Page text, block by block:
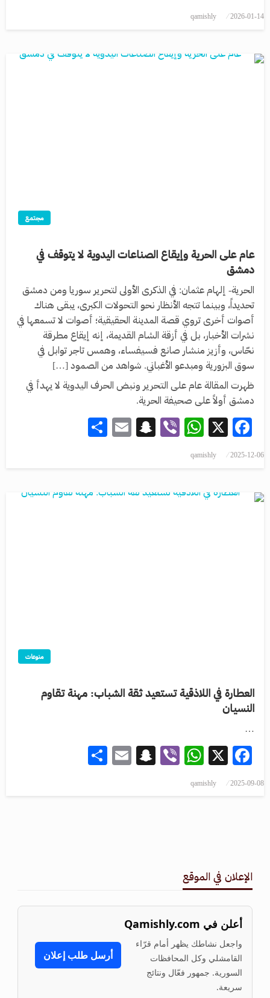
2026-01-14
qamishly
مجتمع
عام على الحرية وإيقاع الصناعات اليدوية لا يتوقف في
دمشق
الحرية- إلهام عثمان: في الذكرى الأولى لتحرير سوريا ومن دمشق
تحديداً، وبينما تتجه الأنظار نحو التحولات الكبرى، يبقى هناك
أصوات أخرى تروي قصة المدينة الحقيقية؛ أصوات لا تسمعها في
نشرات الأخبار، بل في أزقة الشام القديمة، إنه إيقاع مطرقة
نحّاس، وأزيز منشار صانع فسيفساء، وهمس تاجر توابل في
سوق البزورية ومبدعو الأغباني. شواهد من الصمود […]
ظهرت المقالة عام على التحرير ونبض الحرف اليدوية لا يهدأ في
دمشق أولاً على صحيفة الحرية.
Facebook
X
WhatsApp
Viber
Snapchat
Email
2025-12-06
qamishly
منوعات
العطارة في اللاذقية تستعيد ثقة الشباب: مهنة تقاوم
النسيان
…
Facebook
X
WhatsApp
Viber
Snapchat
Email
2025-09-08
qamishly
الإعلان في الموقع
أعلن في Qamishly.com
واجعل نشاطك يظهر أمام قرّاء
القامشلي وكل المحافظات
السورية. جمهور فعّال ونتائج
سريعة.
أرسل طلب إعلان